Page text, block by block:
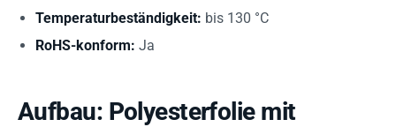
Temperaturbeständigkeit: bis 130 °C
RoHS-konform: Ja
Aufbau: Polyesterfolie mit